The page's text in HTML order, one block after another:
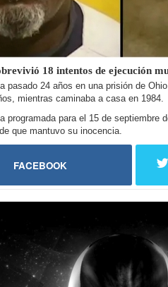
18 intentos de ejecución
pasado 24 años en una prisión de
mientras caminaba a casa en 1984.
programada para el 15 de septiembre
que mantuvo su inocencia.
FACEBOOK